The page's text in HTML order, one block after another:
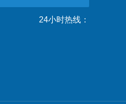
24小时热线：